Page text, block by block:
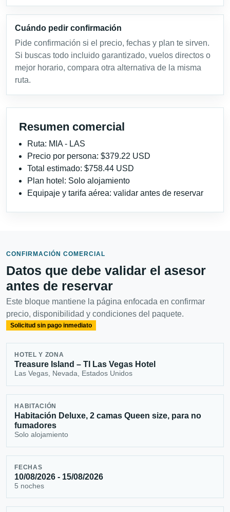
Cuándo pedir confirmación
Pide confirmación si el precio, fechas y plan te sirven.
Si buscas todo incluido garantizado, vuelos directos o
mejor horario, compara otra alternativa de la misma
ruta.
Resumen comercial
Ruta: MIA - LAS
Precio por persona: $379.22 USD
Total estimado: $758.44 USD
Plan hotel: Solo alojamiento
Equipaje y tarifa aérea: validar antes de reservar
CONFIRMACIÓN COMERCIAL
Datos que debe validar el asesor
antes de reservar
Este bloque mantiene la página enfocada en confirmar
precio, disponibilidad y condiciones del paquete.
Solicitud sin pago inmediato
HOTEL Y ZONA
Treasure Island – TI Las Vegas Hotel
Las Vegas, Nevada, Estados Unidos
HABITACIÓN
Habitación Deluxe, 2 camas Queen size, para no
fumadores
Solo alojamiento
FECHAS
10/08/2026 - 15/08/2026
5 noches